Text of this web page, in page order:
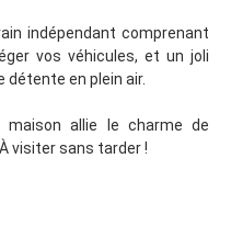
indépendant comprenant
vos véhicules, et un joli
en plein air.
maison allie le charme de
visiter sans tarder !